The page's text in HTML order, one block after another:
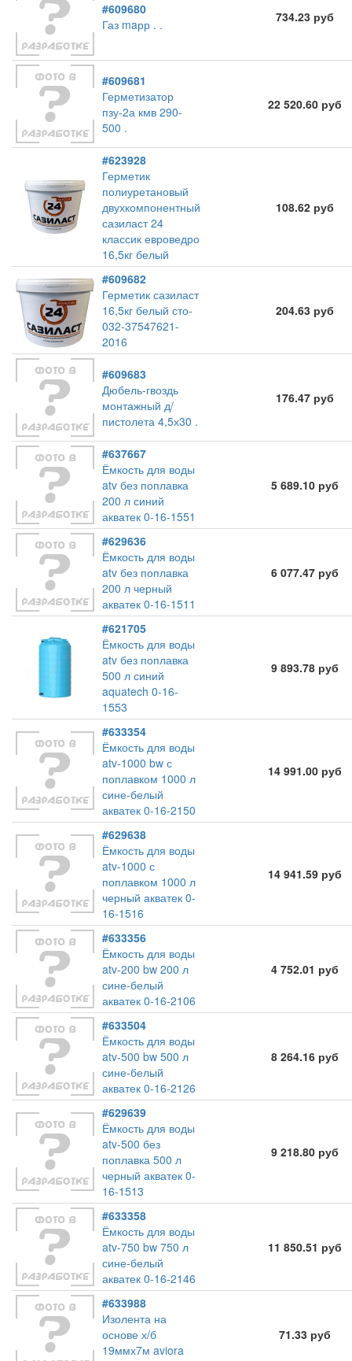
#609680
Газ maрр . .
734.23 руб
#609681
Герметизатор
пзу-2а кмв 290-
500 .
22 520.60 руб
#623928
Герметик
полиуретановый
двухкомпонентный
сазиласт 24
классик евроведро
16,5кг белый
108.62 руб
#609682
Герметик сазиласт
16,5кг белый сто-
032-37547621-
2016
204.63 руб
#609683
Дюбель-гвоздь
монтажный д/
пистолета 4,5х30 .
176.47 руб
#637667
Ёмкость для воды
atv без поплавка
200 л синий
акватек 0-16-1551
5 689.10 руб
#629636
Ёмкость для воды
atv без поплавка
200 л черный
акватек 0-16-1511
6 077.47 руб
#621705
Ёмкость для воды
atv без поплавка
500 л синий
aquatech 0-16-
1553
9 893.78 руб
#633354
Ёмкость для воды
atv-1000 bw с
поплавком 1000 л
сине-белый
акватек 0-16-2150
14 991.00 руб
#629638
Ёмкость для воды
atv-1000 с
поплавком 1000 л
черный акватек 0-
16-1516
14 941.59 руб
#633356
Ёмкость для воды
atv-200 bw 200 л
сине-белый
акватек 0-16-2106
4 752.01 руб
#633504
Ёмкость для воды
atv-500 bw 500 л
сине-белый
акватек 0-16-2126
8 264.16 руб
#629639
Ёмкость для воды
atv-500 без
поплавка 500 л
черный акватек 0-
16-1513
9 218.80 руб
#633358
Ёмкость для воды
atv-750 bw 750 л
сине-белый
акватек 0-16-2146
11 850.51 руб
#633988
Изолента на
основе х/б
19ммх7м aviora
71.33 руб